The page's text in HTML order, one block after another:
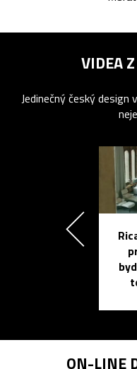
VIDEA Z
Jedinečný český design
ON-LINE